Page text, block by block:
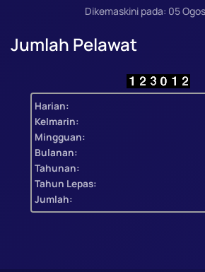
Dikemaskini pada: 05
Jumlah Pelawat
Harian:
Kelmarin:
Mingguan:
Bulanan:
Tahunan:
Tahun Lepas:
Jumlah: